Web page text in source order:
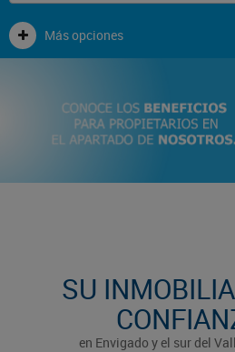
Más opciones
SU
en Envigado y el sur del